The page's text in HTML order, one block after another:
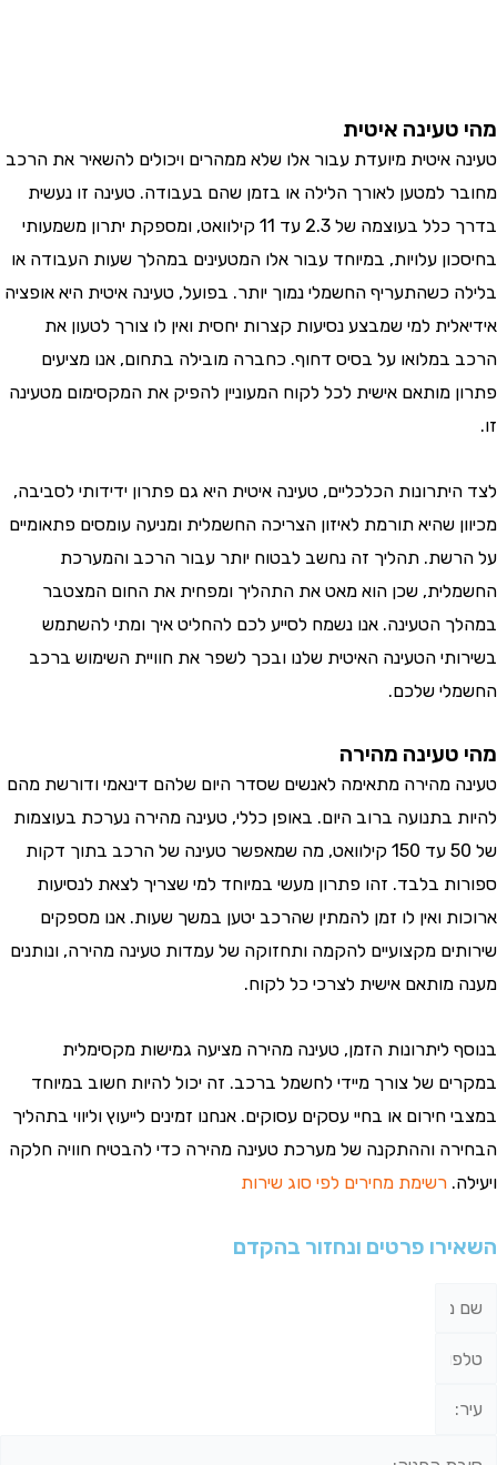
איטית
איטית מיועדת עבור אלו שלא ממהרים ויכולים להשאיר את הרכב
למטען לאורך הלילה או בזמן שהם בעבודה. טעינה זו נעשית
בדרך כלל בעוצמה של 2.3 עד 11 קילוואט, ומספקת יתרון משמעותי
עלויות, במיוחד עבור אלו המטעינים במהלך שעות העבודה או
כשהתעריף החשמלי נמוך יותר. בפועל, טעינה איטית היא אופציה
למי שמבצע נסיעות קצרות יחסית ואין לו צורך לטעון את
על בסיס דחוף. כחברה מובילה בתחום, אנו מציעים
מותאם אישית לכל לקוח המעוניין להפיק את המקסימום מטעינה
הכלכליים, טעינה איטית היא גם פתרון ידידותי לסביבה,
שהיא תורמת לאיזון הצריכה החשמלית ומניעה עומסים פתאומיים
תהליך זה נחשב לבטוח יותר עבור הרכב והמערכת
שכן הוא מאט את התהליך ומפחית את החום המצטבר
הטעינה. אנו נשמח לסייע לכם להחליט איך ומתי להשתמש
הטעינה האיטית שלנו ובכך לשפר את חוויית השימוש ברכב
שלכם.
מהירה
מהירה מתאימה לאנשים שסדר היום שלהם דינאמי ודורשת מהם
בתנועה ברוב היום. באופן כללי, טעינה מהירה נערכת בעוצמות
של 50 עד 150 קילוואט, מה שמאפשר טעינה של הרכב בתוך דקות
בלבד. זהו פתרון מעשי במיוחד למי שצריך לצאת לנסיעות
ואין לו זמן להמתין שהרכב יטען במשך שעות. אנו מספקים
מקצועיים להקמה ותחזוקה של עמדות טעינה מהירה, ונותנים
אישית לצרכי כל לקוח.
ליתרונות הזמן, טעינה מהירה מציעה גמישות מקסימלית
של צורך מיידי לחשמל ברכב. זה יכול להיות חשוב במיוחד
חירום או בחיי עסקים עסוקים. אנחנו זמינים לייעוץ וליווי בתהליך
וההתקנה של מערכת טעינה מהירה כדי להבטיח חוויה חלקה
רשימת מחירים לפי סוג שירות
פרטים ונחזור בהקדם